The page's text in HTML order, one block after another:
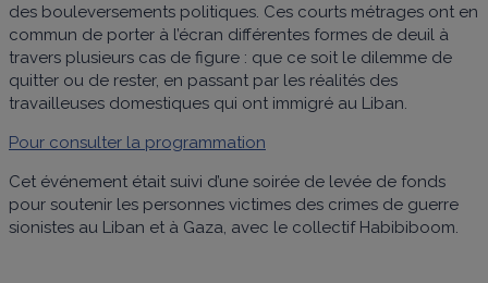
des bouleversements politiques. Ces courts métrages ont en
commun de porter à l’écran différentes formes de deuil à
travers plusieurs cas de figure : que ce soit le dilemme de
quitter ou de rester, en passant par les réalités des
travailleuses domestiques qui ont immigré au Liban.
Pour consulter la programmation
Cet événement était suivi d’une soirée de levée de fonds
pour soutenir les personnes victimes des crimes de guerre
sionistes au Liban et à Gaza, avec le collectif Habibiboom.